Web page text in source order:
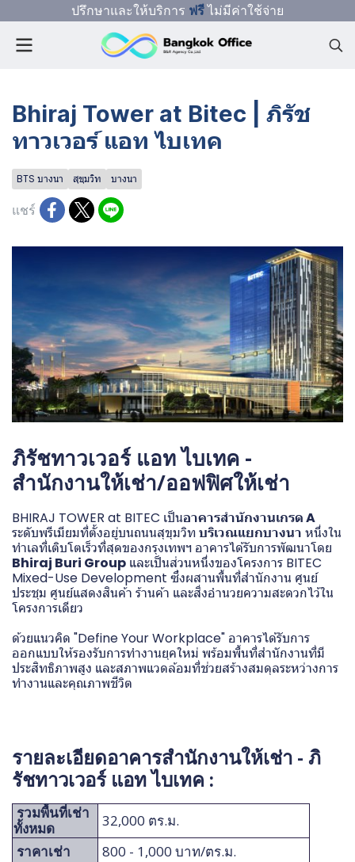
ปรึกษาและให้บริการ ฟรีไม่มีค่าใช้จ่าย
Bhiraj Tower at Bitec | ภิรัช
ทาวเวอร์ แอท ไบเทค
BTS บางนา สุขุมวิท บางนา
แชร์
ภิรัชทาวเวอร์ แอท ไบเทค -
สำนักงานให้เช่า/ออฟฟิศให้เช่า
BHIRAJ TOWER at BITEC เป็นอาคารสำนักงานเกรด A
ระดับพรีเมียมที่ตั้งอยู่บนถนนสุขุมวิทบริเวณแยกบางนา หนึ่งใน
ทำเลที่เติบโตเร็วที่สุดของกรุงเทพฯ อาคารได้รับการพัฒนาโดย
Bhiraj Buri Group และเป็นส่วนหนึ่งของโครงการ BITEC
Mixed-Use Development ซึ่งผสานพื้นที่สำนักงาน ศูนย์
ประชุม ศูนย์แสดงสินค้า ร้านค้า และสิ่งอำนวยความสะดวกไว้ใน
โครงการเดียว
ด้วยแนวคิด "Define Your Workplace" อาคารได้รับการ
ออกแบบให้รองรับการทำงานยุคใหม่ พร้อมพื้นที่สำนักงานที่มี
ประสิทธิภาพสูง และสภาพแวดล้อมที่ช่วยสร้างสมดุลระหว่างการ
ทำงานและคุณภาพชีวิต
รายละเอียดอาคารสำนักงานให้เช่า - ภิ
รัชทาวเวอร์ แอท ไบเทค :
รวมพื้นที่เช่า
ทั้งหมด
32,000 ตร.ม.
ราคาเช่า
800 - 1,000 บาท/ตร.ม.